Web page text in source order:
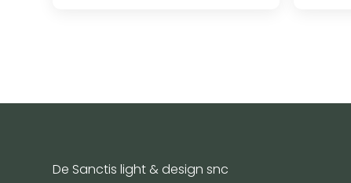
De Sanctis light & design snc